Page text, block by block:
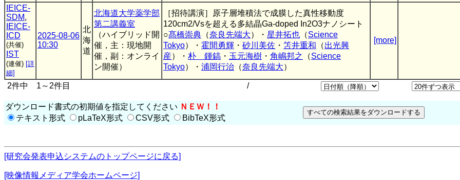
IEICE-
SDM,
IEICE-
ICD
(共催)
IST
(連催) [詳
細]
2025-08-06
10:30
北
海
道
北海道大学薬学部
第二講義室
（ハイブリッド開
催，主：現地開
催，副：オンライ
ン開催）
［招待講演］原子層堆積法で成膜した真性移動度
120cm2/Vsを超える多結晶Ga-doped In2O3ナノシート
○髙橋崇典 （奈良先端大）・ 星井拓也 （Science
Tokyo）・ 霍間勇輝 ・ 砂川美佐 ・ 笘井重和 （出光興
産）・ 朴 鍾鎬 ・ 玉元海樹 ・ 角嶋邦之 （Science
Tokyo）・ 浦岡行治 （奈良先端大）
[more]
2件中 1～2件目 /
ダウンロード書式の初期値を指定してください ＮＥＷ！！
テキスト形式
pLaTeX形式 CSV形式 BibTeX形式
[研究会発表申込システムのトップページに戻る]
[映像情報メディア学会ホームページ]